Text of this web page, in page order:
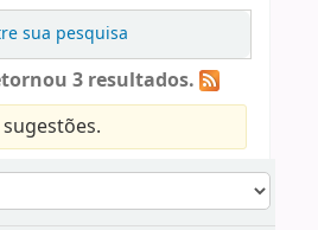
sua pesquisa
3 resultados.